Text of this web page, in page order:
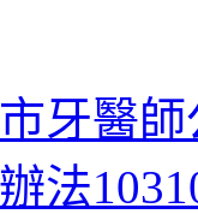
牙醫師
法